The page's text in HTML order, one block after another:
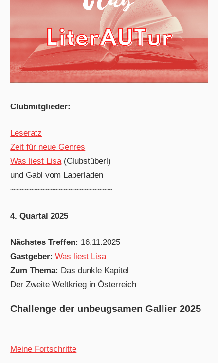
Clubmitglieder:
Leseratz
Zeit für neue Genres
Was liest Lisa(Clubstüberl)
und Gabi vom Laberladen
~~~~~~~~~~~~~~~~~~~~~
4. Quartal 2025
Nächstes Treffen: 16.11.2025
Gastgeber:Was liest Lisa
Zum Thema: Das dunkle Kapitel
Der Zweite Weltkrieg in Österreich
Challenge der unbeugsamen Gallier 2025
Meine Fortschritte